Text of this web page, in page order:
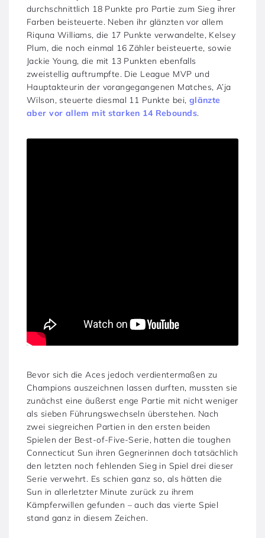
durchschnittlich 18 Punkte pro Partie zum Sieg ihrer
Farben beisteuerte. Neben ihr glänzten vor allem
Riquna Williams, die 17 Punkte verwandelte, Kelsey
Plum, die noch einmal 16 Zähler beisteuerte, sowie
Jackie Young, die mit 13 Punkten ebenfalls
zweistellig auftrumpfte. Die League MVP und
Hauptakteurin der vorangegangenen Matches, A’ja
Wilson, steuerte diesmal 11 Punkte bei, glänzte
aber vor allem mit starken 14 Rebounds.
Bevor sich die Aces jedoch verdientermaßen zu
Champions auszeichnen lassen durften, mussten sie
zunächst eine äußerst enge Partie mit nicht weniger
als sieben Führungswechseln überstehen. Nach
zwei siegreichen Partien in den ersten beiden
Spielen der Best-of-Five-Serie, hatten die toughen
Connecticut Sun ihren Gegnerinnen doch tatsächlich
den letzten noch fehlenden Sieg in Spiel drei dieser
Serie verwehrt. Es schien ganz so, als hätten die
Sun in allerletzter Minute zurück zu ihrem
Kämpferwillen gefunden – auch das vierte Spiel
stand ganz in diesem Zeichen.